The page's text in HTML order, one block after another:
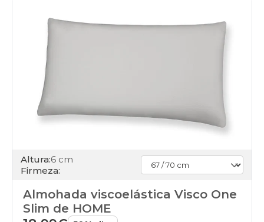
Altura:6 cm
Firmeza:
Almohada viscoelástica Visco One
Slim de HOME